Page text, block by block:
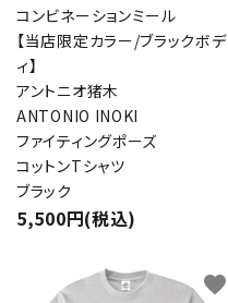
コンビネーションミール
【当店限定カラー/ブラックボデ
ィ】
アントニオ猪木
ANTONIO INOKI
ファイティングポーズ
コットンTシャツ
ブラック
5,500円(税込)
favorite